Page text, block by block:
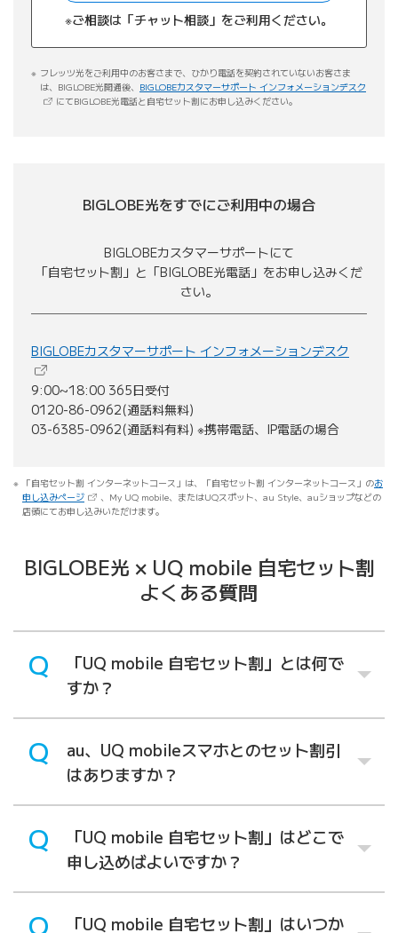
※ご相談は「チャット相談」をご利用ください。
フレッツ光をご利用中のお客さまで、ひかり電話を契約されていないお客さま
は、BIGLOBE光開通後、 BIGLOBEカスタマーサポート インフォメーションデスク
にてBIGLOBE光電話と自宅セット割にお申し込みください。
BIGLOBE光をすでにご利用中の場合
BIGLOBEカスタマーサポートにて
「自宅セット割」と「BIGLOBE光電話」をお申し込みくだ
さい。
BIGLOBEカスタマーサポート インフォメーションデスク
9:00~18:00 365日受付
0120-86-0962(通話料無料)
03-6385-0962(通話料有料) ※携帯電話、IP電話の場合
「自宅セット割 インターネットコース」は、「自宅セット割 インターネットコース」のお
申し込みページ（新しいタブで開きます）
、My UQ mobile、またはUQスポット、au Style、auショップなどの
店頭にてお申し込みいただけます。
BIGLOBE光 × UQ mobile 自宅セット割
よくある質問
「UQ mobile 自宅セット割」とは何で
すか？
au、UQ mobileスマホとのセット割引
はありますか？
「UQ mobile 自宅セット割」はどこで
申し込めばよいですか？
「UQ mobile 自宅セット割」はいつか